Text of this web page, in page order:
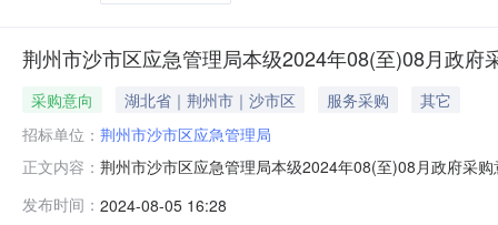
荆州市沙市区应急管理局本级2024年08(至)08月政府
采购意向 湖北省｜荆州市｜沙市区 服务采购
其它
招标单位： 荆州市沙市区应急管理局
正文内容： 荆州市沙市区应急管理局本级2024年08(至)08月政府采
区应急费用补偿保险采购项目采购内容:其他保险服务采
发布时间： 2024-08-05 16:28